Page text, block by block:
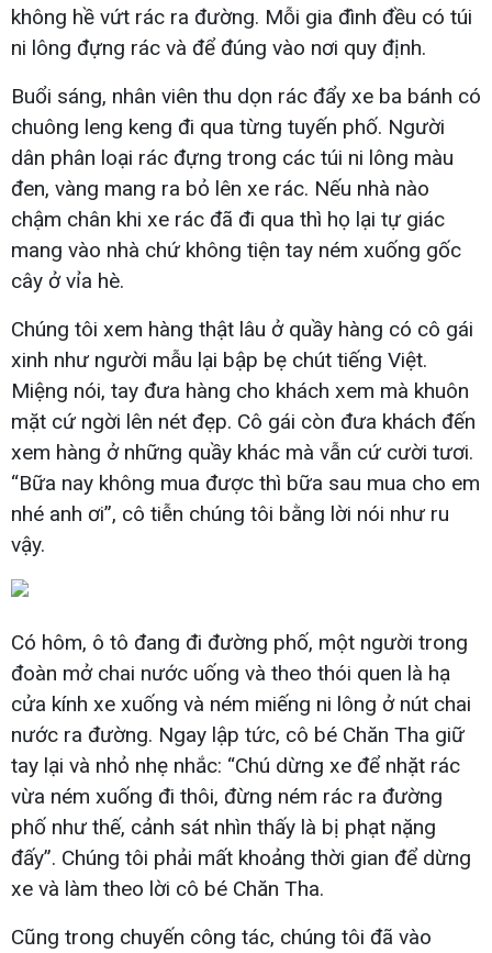
không hề vứt rác ra đường. Mỗi gia đình đều có túi
ni lông đựng rác và để đúng vào nơi quy định.
Buổi sáng, nhân viên thu dọn rác đẩy xe ba bánh có
chuông leng keng đi qua từng tuyến phố. Người
dân phân loại rác đựng trong các túi ni lông màu
đen, vàng mang ra bỏ lên xe rác. Nếu nhà nào
chậm chân khi xe rác đã đi qua thì họ lại tự giác
mang vào nhà chứ không tiện tay ném xuống gốc
cây ở vỉa hè.
Chúng tôi xem hàng thật lâu ở quầy hàng có cô gái
xinh như người mẫu lại bập bẹ chút tiếng Việt.
Miệng nói, tay đưa hàng cho khách xem mà khuôn
mặt cứ ngời lên nét đẹp. Cô gái còn đưa khách đến
xem hàng ở những quầy khác mà vẫn cứ cười tươi.
“Bữa nay không mua được thì bữa sau mua cho em
nhé anh ơi”, cô tiễn chúng tôi bằng lời nói như ru
vậy.
Có hôm, ô tô đang đi đường phố, một người trong
đoàn mở chai nước uống và theo thói quen là hạ
cửa kính xe xuống và ném miếng ni lông ở nút chai
nước ra đường. Ngay lập tức, cô bé Chăn Tha giữ
tay lại và nhỏ nhẹ nhắc: “Chú dừng xe để nhặt rác
vừa ném xuống đi thôi, đừng ném rác ra đường
phố như thế, cảnh sát nhìn thấy là bị phạt nặng
đấy”. Chúng tôi phải mất khoảng thời gian để dừng
xe và làm theo lời cô bé Chăn Tha.
Cũng trong chuyến công tác, chúng tôi đã vào